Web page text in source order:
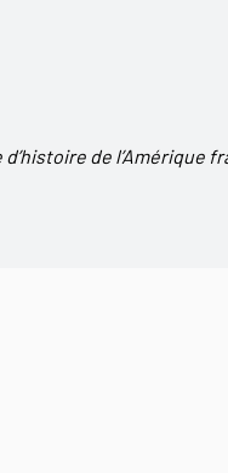
et leur histoire.
d’histoire de l’Amérique